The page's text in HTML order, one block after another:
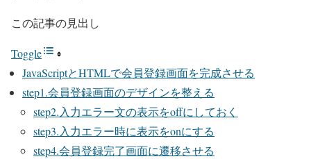
この記事の見出し
Toggle
JavaScriptとHTMLで会員登録画面を完成させる
step1.会員登録画面のデザインを整える
step2.入力エラー文の表示をoffにしておく
step3.入力エラー時に表示をonにする
step4.会員登録完了画面に遷移させる